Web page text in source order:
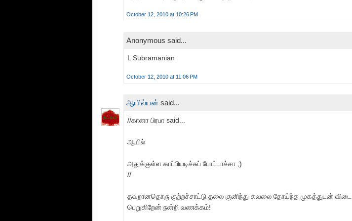
October 12, 2010 at 10:26 PM
Anonymous said...
L Subramanian
October 12, 2010 at 11:06 PM
ஆயில்யன் said...
//கானா பிரபா said...
ஆயில்
அதுக்குள்ள காப்பியடிச்சுப் போட்டாச்சா ;)
//
தவறானதொரு குற்றச்சாட்டு தலை குனிந்து கவலை தோய்ந்த முகத்துடன் விடை
பெறுகிறேன் நன்றி வணக்கம்!